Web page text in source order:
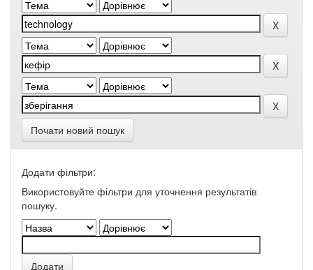
Почати новий пошук
Додати фільтри:
Використовуйте фільтри для уточнення результатів
пошуку.